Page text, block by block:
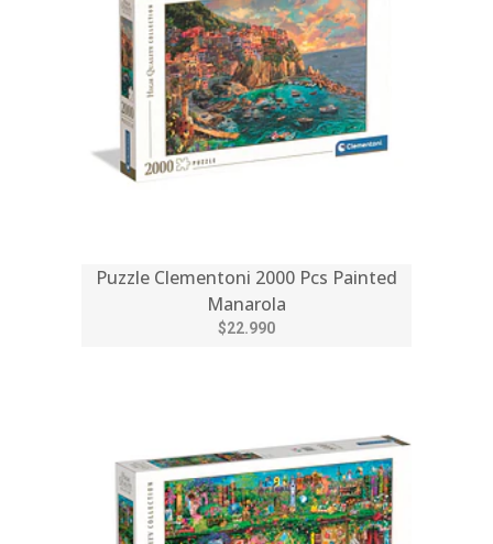
Puzzle Clementoni 2000 Pcs Painted
Manarola
$22.990